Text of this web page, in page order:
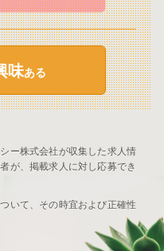
味ある
ー株式会社が収集した求人情
が、掲載求人に対し応募でき
いて、その時宜および正確性